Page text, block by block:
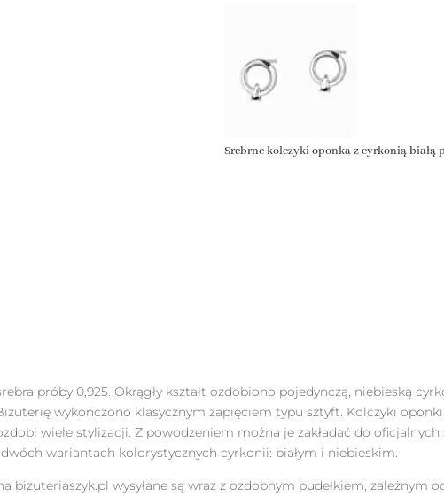
Srebrne kolczyki oponka z cyrkonią białą
próby 0,925. Okrągły kształt ozdobiono pojedynczą, niebieską
wykończono klasycznym zapięciem typu sztyft. Kolczyki
wiele stylizacji. Z powodzeniem można je zakładać do
wariantach kolorystycznych cyrkonii: białym i niebieskim.
wysyłane są wraz z ozdobnym pudełkiem, zależnym